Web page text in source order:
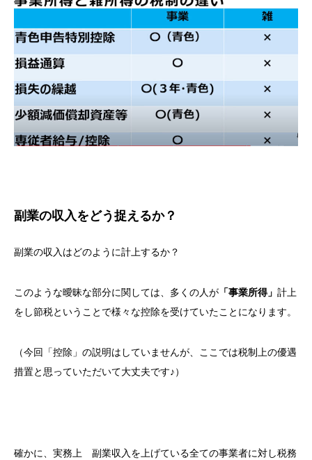
副業の収入をどう捉えるか？
副業の収入はどのように計上するか？
このような曖昧な部分に関しては、多くの人が 「事業所得」 計上
をし節税ということで様々な控除を受けていたことになります。
（今回「控除」の説明はしていませんが、ここでは税制上の優遇
措置と思っていただいて大丈夫です♪）
確かに、実務上 副業収入を上げている全ての事業者に対し税務